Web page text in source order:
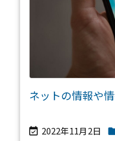
ネットの情報や
 2022年11月2日